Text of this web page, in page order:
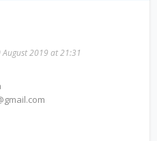
August 2019 at 21:31